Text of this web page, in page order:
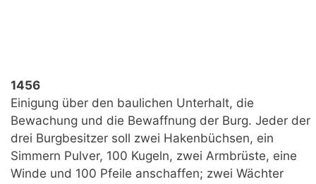
1456
Einigung über den baulichen Unterhalt, die
Bewachung und die Bewaffnung der Burg. Jeder der
drei Burgbesitzer soll zwei Hakenbüchsen, ein
Simmern Pulver, 100 Kugeln, zwei Armbrüste, eine
Winde und 100 Pfeile anschaffen; zwei Wächter